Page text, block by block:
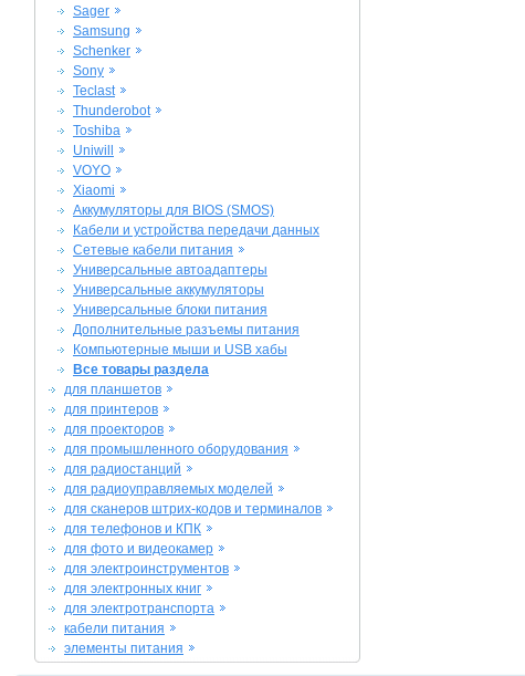
Sager
Samsung
Schenker
Sony
Teclast
Thunderobot
Toshiba
Uniwill
VOYO
Xiaomi
Аккумуляторы для BIOS (SMOS)
Кабели и устройства передачи данных
Сетевые кабели питания
Универсальные автоадаптеры
Универсальные аккумуляторы
Универсальные блоки питания
Дополнительные разъемы питания
Компьютерные мыши и USB хабы
Все товары раздела
для планшетов
для принтеров
для проекторов
для промышленного оборудования
для радиостанций
для радиоуправляемых моделей
для сканеров штрих-кодов и терминалов
для телефонов и КПК
для фото и видеокамер
для электроинструментов
для электронных книг
для электротранспорта
кабели питания
элементы питания